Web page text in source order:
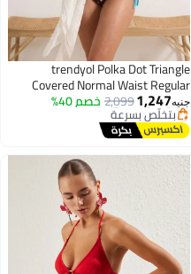
trendyol Polka Dot Triangle
Covered Normal Waist Regular
Bikini Set Tbess26Bt00044
جنيه1,247
2,099خصم 40%
أقل سعر في 7 يوم
توصيل مجاني
بتخلّص بسرعة
أقل سعر في 7 يوم